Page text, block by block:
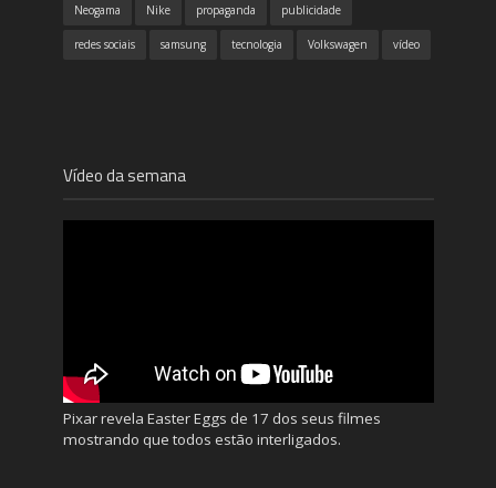
Neogama Nike propaganda publicidade
redes sociais samsung tecnologia Volkswagen vídeo
Vídeo da semana
Pixar revela Easter Eggs de 17 dos seus filmes
mostrando que todos estão interligados.